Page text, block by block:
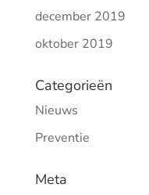
december 2019
oktober 2019
Categorieën
Nieuws
Preventie
Meta